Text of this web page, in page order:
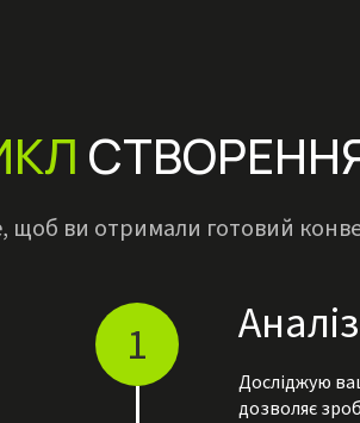
щоб ви отримали готовий
1
Досліджую
дозволяє